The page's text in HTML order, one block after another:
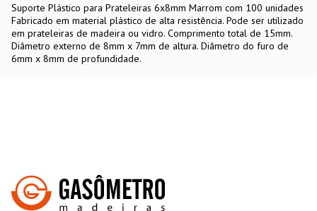
Suporte Plástico para Prateleiras 6x8mm Marrom com 100 unidades
Fabricado em material plástico de alta resistência. Pode ser utilizado
em prateleiras de madeira ou vidro. Comprimento total de 15mm.
Diâmetro externo de 8mm x 7mm de altura. Diâmetro do furo de
6mm x 8mm de profundidade.